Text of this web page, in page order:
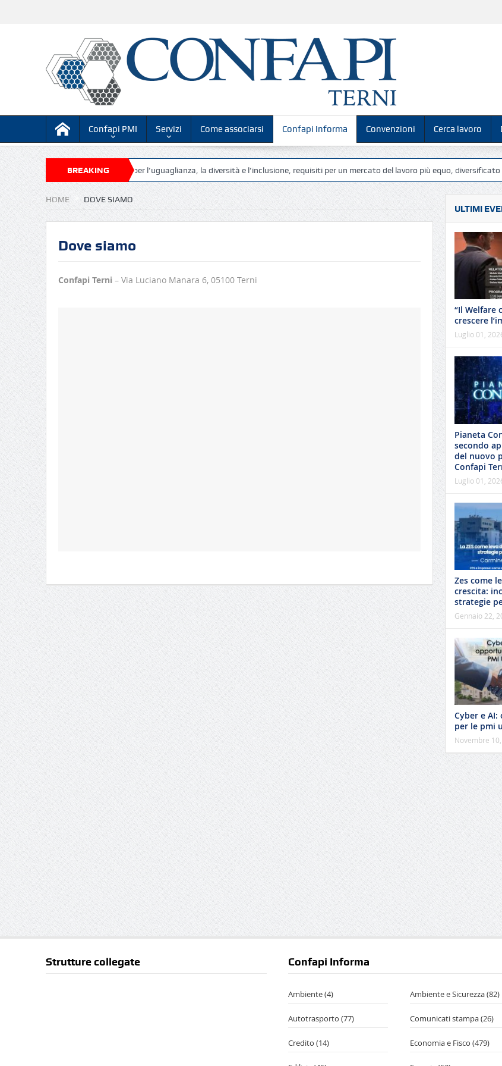
Confapi PMI Servizi Come associarsi Confapi Informa Convenzioni Cerca lavoro
BREAKING
NEWS
online su “Competenze per l’uguaglianza, la diversità e l’inclusione, requisiti per un mercato del lavoro più equo, diversificato e
HOME DOVE SIAMO
Dove siamo
Confapi Terni – Via Luciano Manara 6, 05100 Terni
ULTIMI
“Il Welfare
crescere
Luglio 01,
Pianeta
secondo
del nuovo
Confapi
Luglio 01,
Zes come
crescita:
strategie
Gennaio 22,
Cyber e
per le pmi
Novembre
Strutture collegate Confapi Informa
Ambiente(4) Ambiente e Sicurezza(82)
Autotrasporto (77) Comunicati stampa(26)
Credito (14) Economia e Fisco (479)